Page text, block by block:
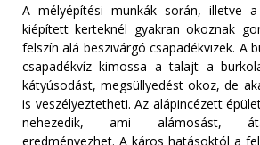
A mélyépítési munkák során, illetve
kiépített kerteknél gyakran okoznak
felszín alá beszivárgó csapadékvizek. A
csapadékvíz kimossa a talajt a
kátyúsodást, megsüllyedést okoz, de
is veszélyeztetheti. Az alápincézett
nehezedik, ami alámosást,
eredményezhet. A káros hatásoktól a